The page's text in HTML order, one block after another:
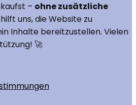
– ohne zusätzliche
uns, die Website zu
Inhalte bereitzustellen. Vielen
🚀